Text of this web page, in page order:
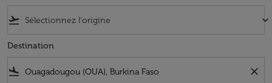
flight_takeoff keyboard_arrow_down
Destination
flight_land close